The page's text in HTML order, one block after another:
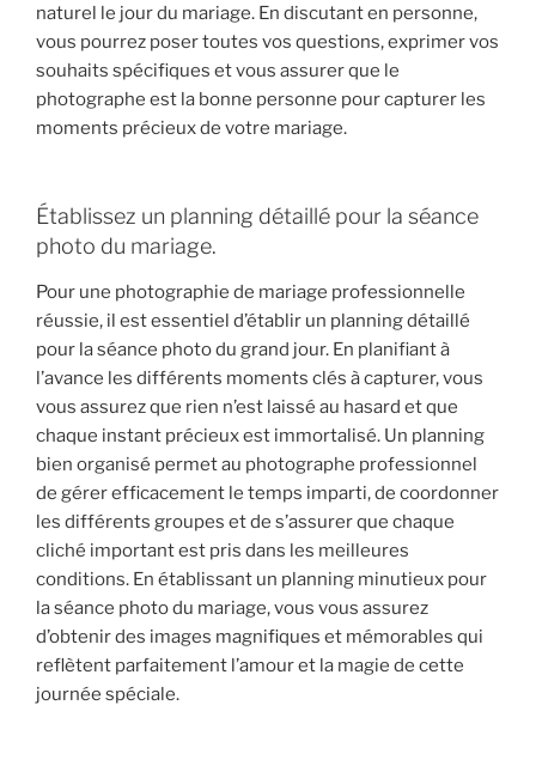
naturel le jour du mariage. En discutant en personne,
vous pourrez poser toutes vos questions, exprimer vos
souhaits spécifiques et vous assurer que le
photographe est la bonne personne pour capturer les
moments précieux de votre mariage.
Établissez un planning détaillé pour la séance
photo du mariage.
Pour une photographie de mariage professionnelle
réussie, il est essentiel d’établir un planning détaillé
pour la séance photo du grand jour. En planifiant à
l’avance les différents moments clés à capturer, vous
vous assurez que rien n’est laissé au hasard et que
chaque instant précieux est immortalisé. Un planning
bien organisé permet au photographe professionnel
de gérer efficacement le temps imparti, de coordonner
les différents groupes et de s’assurer que chaque
cliché important est pris dans les meilleures
conditions. En établissant un planning minutieux pour
la séance photo du mariage, vous vous assurez
d’obtenir des images magnifiques et mémorables qui
reflètent parfaitement l’amour et la magie de cette
journée spéciale.